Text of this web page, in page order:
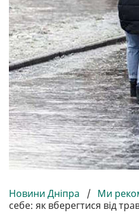
Новини Дніпра / Ми
себе: як вберегтися від